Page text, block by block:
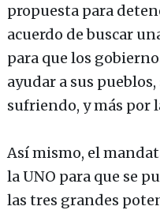
propuesta para
acuerdo de buscar
para que los
ayudar a sus
sufriendo, y más por
Así mismo, el
la UNO para que se
las tres grandes